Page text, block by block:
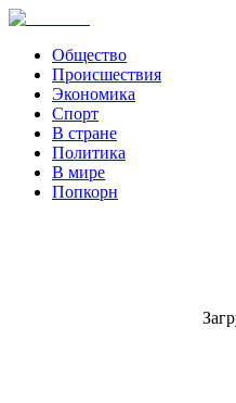
Общество
Происшествия
Экономика
Спорт
В стране
Политика
В мире
Попкорн